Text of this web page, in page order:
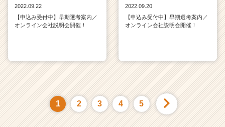
2022.09.22
【申込み受付中】早期選考案内／
オンライン会社説明会開催！
2022.09.20
【申込み受付中】早期選考案内／
オンライン会社説明会開催！
1 2 3 4 5